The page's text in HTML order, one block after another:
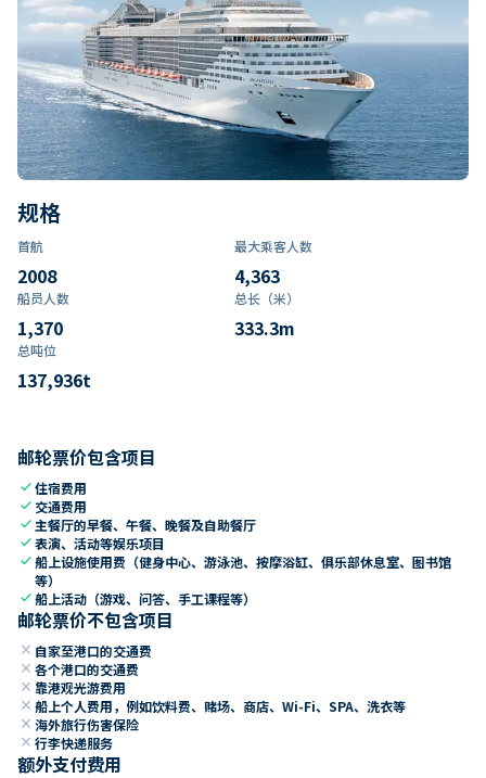
规格
首航
2008
最大乘客人数
4,363
船员人数
1,370
总长（米）
333.3m
总吨位
137,936t
邮轮票价包含项目
check住宿费用
check 交通费用
check 主餐厅的早餐、午餐、晚餐及自助餐厅
check表演、活动等娱乐项目
check船上设施使用费（健身中心、游泳池、按摩浴缸、俱乐部休息室、图书馆
等）
check船上活动（游戏、问答、手工课程等）
邮轮票价不包含项目
close 自家至港口的交通费
close 各个港口的交通费
close 靠港观光游费用
close 船上个人费用，例如饮料费、赌场、商店、Wi-Fi、SPA、洗衣等
close 海外旅行伤害保险
close 行李快递服务
额外支付费用